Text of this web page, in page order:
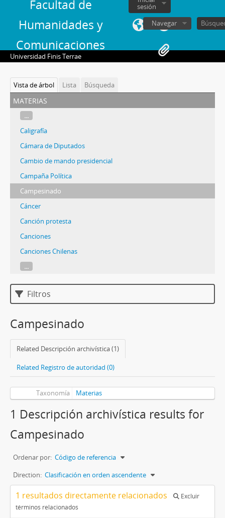
Facultad de
Humanidades y
Comunicaciones
sesión
Navegar
Universidad Finis Terrae
Vista de árbol Lista Búsqueda
materias
...
Caligrafía
Cámara de Diputados
Cambio de mando presidencial
Campaña Política
Campesinado
Cáncer
Canción protesta
Canciones
Canciones Chilenas
...
Filtros
Campesinado
Related Descripción archivística (1)
Related Registro de autoridad (0)
Taxonomía Materias
1 Descripción archivística results for
Campesinado
Ordenar por: Código de referencia
Direction: Clasificación en orden ascendente
1 resultados directamente relacionados
Excluir
términos relacionados